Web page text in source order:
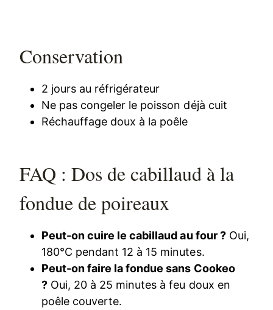
Conservation
2 jours au réfrigérateur
Ne pas congeler le poisson déjà cuit
Réchauffage doux à la poêle
FAQ : Dos de cabillaud à la
fondue de poireaux
Peut-on cuire le cabillaud au four ?Oui,
180°C pendant 12 à 15 minutes.
Peut-on faire la fondue sans Cookeo
? Oui, 20 à 25 minutes à feu doux en
poêle couverte.